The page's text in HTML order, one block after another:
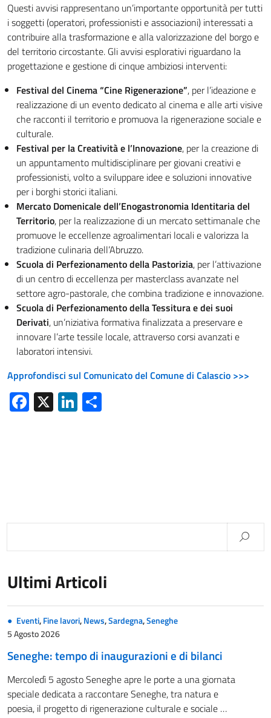
Questi avvisi rappresentano un’importante opportunità per tutti
i soggetti (operatori, professionisti e associazioni) interessati a
contribuire alla trasformazione e alla valorizzazione del borgo e
del territorio circostante. Gli avvisi esplorativi riguardano la
progettazione e gestione di cinque ambiziosi interventi:
Festival del Cinema “Cine Rigenerazione”, per l’ideazione e
realizzazione di un evento dedicato al cinema e alle arti visive
che racconti il territorio e promuova la rigenerazione sociale e
culturale.
Festival per la Creatività e l’Innovazione, per la creazione di
un appuntamento multidisciplinare per giovani creativi e
professionisti, volto a sviluppare idee e soluzioni innovative
per i borghi storici italiani.
Mercato Domenicale dell’Enogastronomia Identitaria del
Territorio, per la realizzazione di un mercato settimanale che
promuove le eccellenze agroalimentari locali e valorizza la
tradizione culinaria dell’Abruzzo.
Scuola di Perfezionamento della Pastorizia, per l’attivazione
di un centro di eccellenza per masterclass avanzate nel
settore agro-pastorale, che combina tradizione e innovazione.
Scuola di Perfezionamento della Tessitura e dei suoi
Derivati, un’niziativa formativa finalizzata a preservare e
innovare l’arte tessile locale, attraverso corsi avanzati e
laboratori intensivi.
Approfondisci sul Comunicato del Comune di Calascio >>>
Facebook
X LinkedIn
Ultimi Articoli
Eventi,Fine lavori,News,Sardegna,Seneghe
5 Agosto 2026
Seneghe: tempo di inaugurazioni e di bilanci
Mercoledì 5 agosto Seneghe apre le porte a una giornata
speciale dedicata a raccontare Seneghe, tra natura e
poesia, il progetto di rigenerazione culturale e sociale …